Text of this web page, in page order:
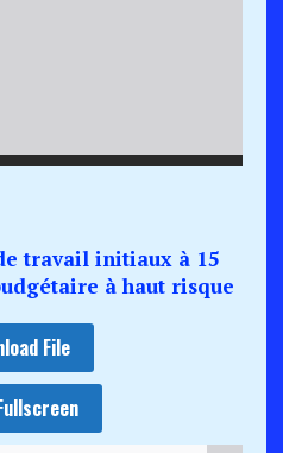
travail initiaux à 15
à haut risque
File